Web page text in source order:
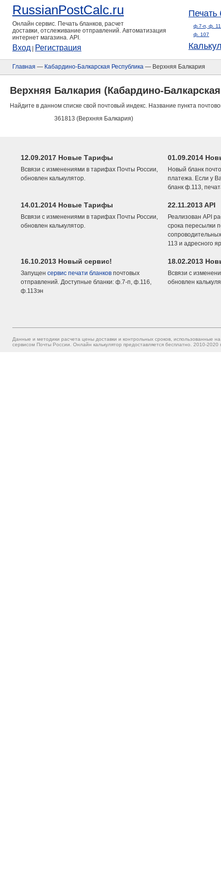
RussianPostCalc.ru
Онлайн сервис. Печать бланков, расчет
доставки, отслеживание отправлений. Автоматизация
интернет магазина. API.
Вход Регистрация
Печать
ф.7-п, ф.
ф. 107
Главная — Кабардино-Балкарская Республика — Верхняя Балкария
Верхняя Балкария (Кабардино-
Найдите в данном списке свой почтовый индекс. Название пункта
361813 (Верхняя Балкария)
12.09.2017 Новые Тарифы
Всвязи с изменениями в тарифах Почты России,
обновлен калькулятор.
01.09.2014
Новый бланк
платежа. Если у
бланк ф.113,
14.01.2014 Новые Тарифы
Всвязи с изменениями в тарифах Почты России,
обновлен калькулятор.
22.11.2013 API
Реализован API
срока пересылки
113 и адресного
16.10.2013 Новый сервис!
Запущен сервис печати бланков почтовых
отправлений. Доступные бланки: ф.7-п, ф.116,
ф.113эн
18.02.2013
Всвязи с
обновлен
Данные и методики расчета цены доставки и контрольных сроков, использованные
сервисом Почты России. Онлайн калькулятор предоставляется бесплатно. 2010-2020